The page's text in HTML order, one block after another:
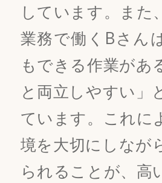
しています。また
業務で働くBさん
もできる作業があ
と両立しやすい」
ています。これに
境を大切にしなが
られることが、高